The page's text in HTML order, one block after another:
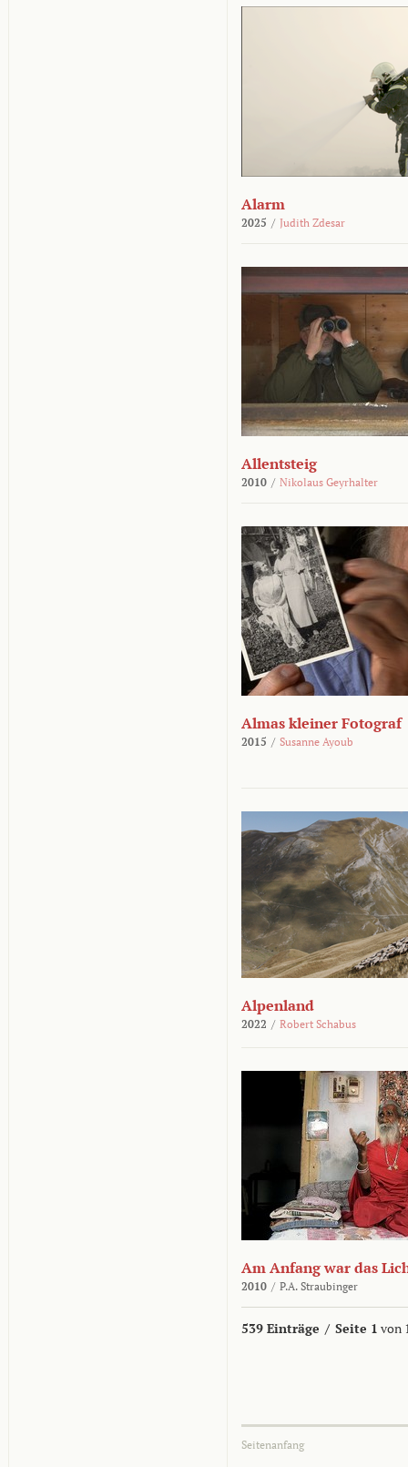
Alarm
2025 / Judith Zdesar
Allentsteig
2010 / Nikolaus Geyrhalter
Almas kleiner Fotograf
2015 / Susanne Ayoub
Alpenland
2022 / Robert Schabus
Am Anfang war das
2010 / P.A. Straubinger
539 Einträge / Seite 1 von
Seitenanfang